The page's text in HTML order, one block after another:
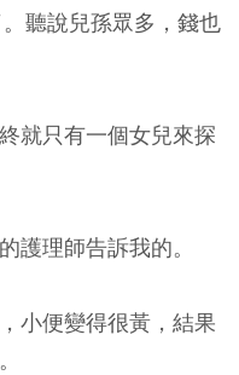
聽說兒孫眾多，錢也
就只有一個女兒來探
護理師告訴我的。
小便變得很黃，結果